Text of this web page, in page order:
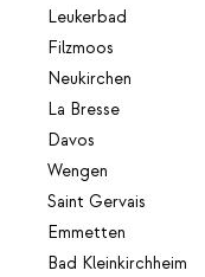
Leukerbad
Filzmoos
Neukirchen
La Bresse
Davos
Wengen
Saint Gervais
Emmetten
Bad Kleinkirchheim